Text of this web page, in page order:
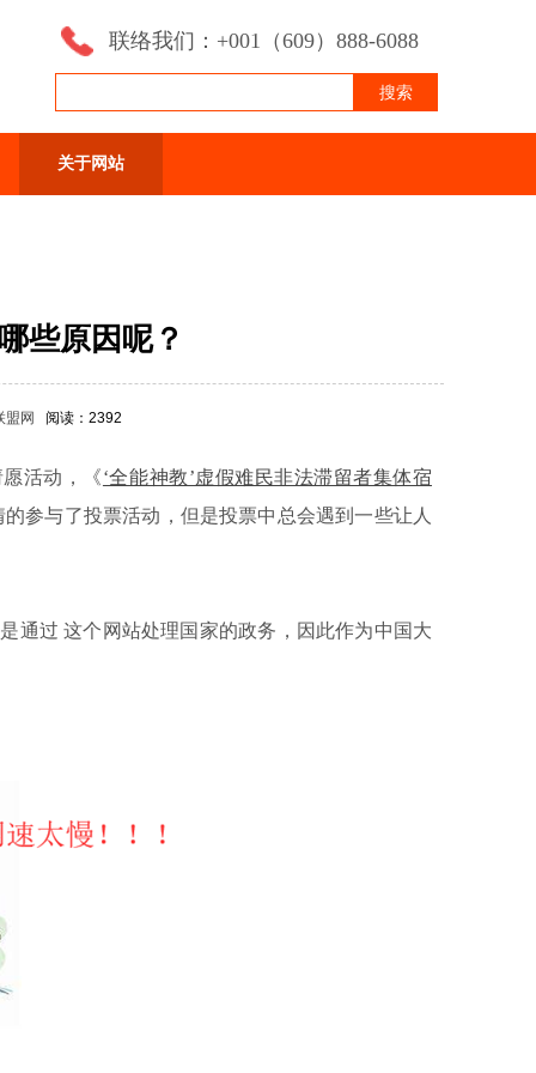
联络我们：+001（609）888-6088
搜索
关于网站
些原因呢？
盟网 阅读：2392
活动， 《‘全能神教’虚假难民非法滞留者集体宿
参与了投票活动，但是投票中总会遇到一些让人
通过 这个网站处理国家的政务，因此作为中国大